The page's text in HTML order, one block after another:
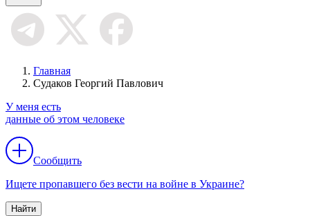
Главная
Судаков Георгий Павлович
У меня есть
данные об этом человеке
Сообщить
Ищете пропавшего без вести на войне в Украине?
Найти